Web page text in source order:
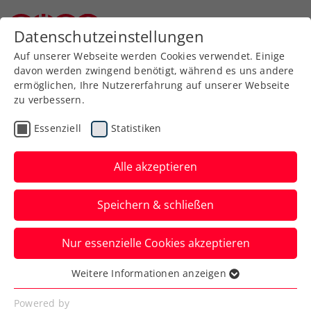
Zurück zur Newsübersicht
Turniere
Kein ÖTV-Doppelduell bei
ATP-Masters-1000-
Turnier in Miami
Sebastian Ofner und das Duo Alexander
Erler und Lucas Miedler sind im US-
Bundesstaat Florida draußen.
Verfasst von: Manuel Wachta, 25.03.2024
Datenschutzeinstellungen
Auf unserer Webseite werden Cookies verwendet. Einige
davon werden zwingend benötigt, während es uns andere
ermöglichen, Ihre Nutzererfahrung auf unserer Webseite
zu verbessern.
Essenziell Statistiken
Alle akzeptieren
Speichern & schließen
Nur essenzielle Cookies akzeptieren
Essenziell
Essenzielle Cookies werden für grundlegende
Weitere Informationen anzeigen
Powered by